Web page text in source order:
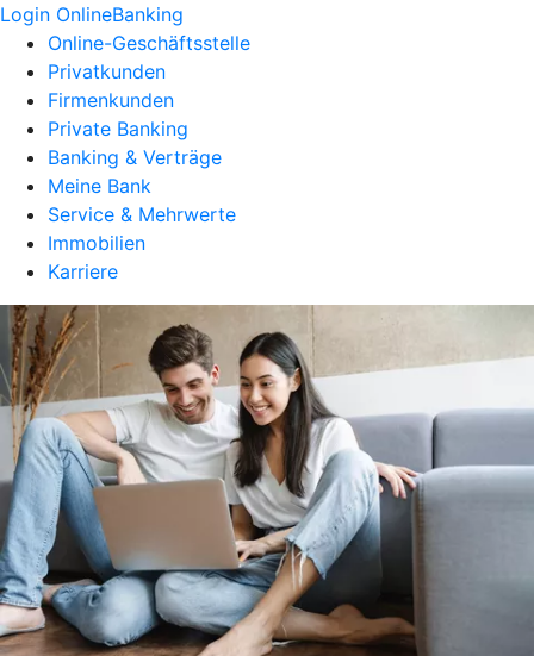
Login OnlineBanking
Online-Geschäftsstelle
Privatkunden
Firmenkunden
Private Banking
Banking & Verträge
Meine Bank
Service & Mehrwerte
Immobilien
Karriere